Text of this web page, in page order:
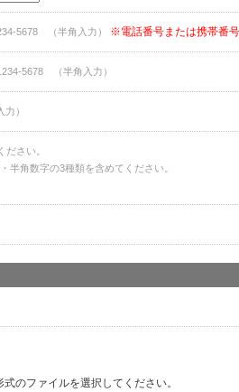
5678 （半角入力） ※電話番号または携帯番
5678 （半角入力）
力）
ださい。
半角数字の3種類を含めてください。
のファイルを選択してください。